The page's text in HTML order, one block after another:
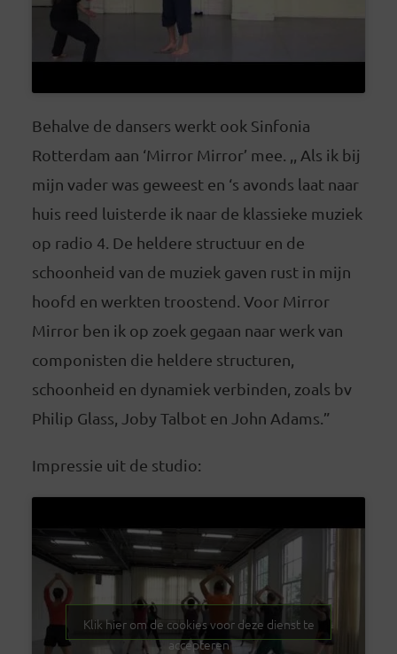
Behalve de dansers werkt ook Sinfonia
Rotterdam aan ‘Mirror Mirror’ mee. ,, Als ik bij
mijn vader was geweest en ‘s avonds laat naar
huis reed luisterde ik naar de klassieke muziek
op radio 4. De heldere structuur en de
schoonheid van de muziek gaven rust in mijn
hoofd en werkten troostend. Voor Mirror
Mirror ben ik op zoek gegaan naar werk van
componisten die heldere structuren,
schoonheid en dynamiek verbinden, zoals bv
Philip Glass, Joby Talbot en John Adams.”
Impressie uit de studio:
Klik hier om de cookies voor deze dienst te
accepteren